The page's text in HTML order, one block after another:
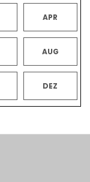
APR
AUG
DEZ